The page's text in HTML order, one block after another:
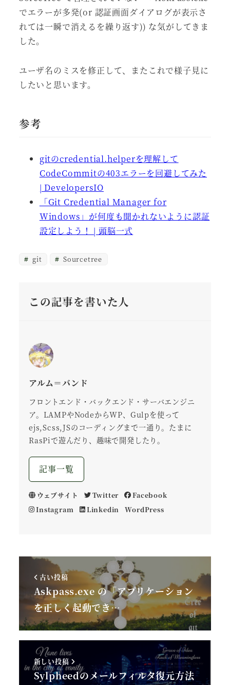
でエラーが多発(or 認証画面ダイアログが表示さ
れては一瞬で消えるを繰り返す)) な気がしてきま
した。
ユーザ名のミスを修正して、またこれで様子見に
したいと思います。
参考
gitのcredential.helperを理解して
CodeCommitの403エラーを回避してみた
| DevelopersIO
「Git Credential Manager for
Windows」が何度も聞かれないように認証
設定しよう！ | 頭脳一式
git Sourcetree
この記事を書いた人
アルム＝バンド
フロントエンド・バックエンド・サーバエンジニ
ア。LAMPやNodeからWP、Gulpを使って
ejs,Scss,JSのコーディングまで一通り。たまに
RasPiで遊んだり、趣味で開発したり。
記事一覧
ウェブサイト Twitter
Facebook
Instagram
Linkedin WordPress
古い投稿
Askpass.exe の「アプリケーション
を正しく起動でき…
新しい投稿
Sylpheedのメールフィルタ復元方法